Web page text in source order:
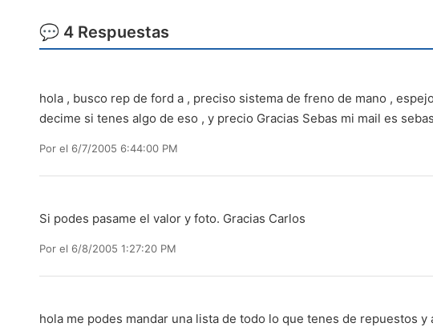
💬 4 Respuestas
hola , busco rep de ford a , preciso sistema de freno de mano ,
decime si tenes algo de eso , y precio Gracias Sebas mi mail es
Por el 6/7/2005 6:44:00 PM
Si podes pasame el valor y foto. Gracias Carlos
Por el 6/8/2005 1:27:20 PM
hola me podes mandar una lista de todo lo que tenes de repuestos